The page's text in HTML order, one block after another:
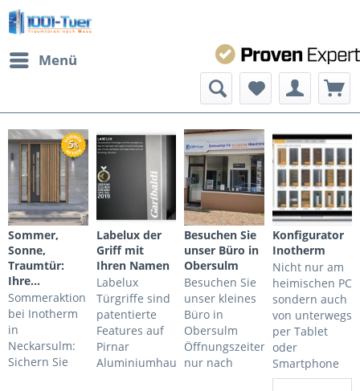
Menü
Sommer,
Sonne,
Traumtür:
Ihre...
Sommeraktion
bei Inotherm
in
Neckarsulm:
Sichern Sie
Konfigurator
Inotherm
Nicht nur am
heimischen PC
sondern auch
von unterwegs
per Tablet
oder
Smartphone
können Sie
Labelux der
Griff mit
Ihren Namen
Labelux
Türgriffe sind
patentierte
Features auf
Pirnar
Aluminiumhaustüren
Besuchen Sie
unser Büro in
Obersulm
Besuchen Sie
unser kleines
Büro in
Obersulm
Öffnungszeiten:
nur nach